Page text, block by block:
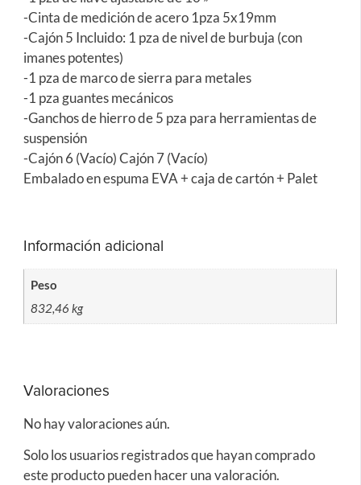
-Cinta de medición de acero 1pza 5x19mm
-Cajón 5 Incluido: 1 pza de nivel de burbuja (con
imanes potentes)
-1 pza de marco de sierra para metales
-1 pza guantes mecánicos
-Ganchos de hierro de 5 pza para herramientas de
suspensión
-Cajón 6 (Vacío) Cajón 7 (Vacío)
Embalado en espuma EVA + caja de cartón + Palet
Información adicional
Peso
832,46 kg
Valoraciones
No hay valoraciones aún.
Solo los usuarios registrados que hayan comprado
este producto pueden hacer una valoración.